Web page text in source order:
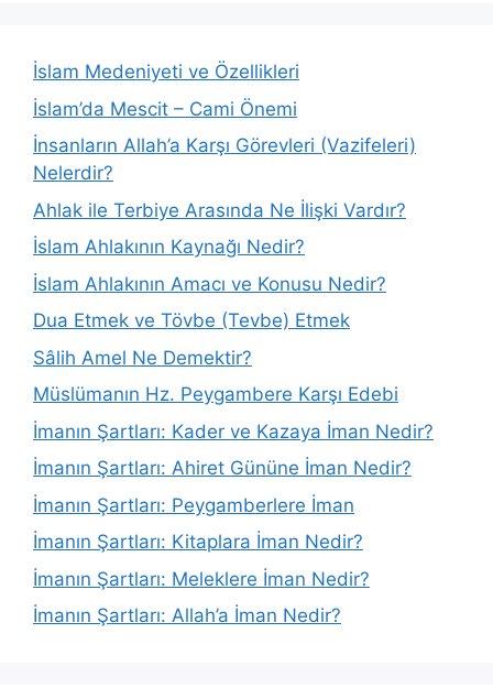
İslam Medeniyeti ve Özellikleri
İslam’da Mescit – Cami Önemi
İnsanların Allah’a Karşı Görevleri (Vazifeleri)
Nelerdir?
Ahlak ile Terbiye Arasında Ne İlişki Vardır?
İslam Ahlakının Kaynağı Nedir?
İslam Ahlakının Amacı ve Konusu Nedir?
Dua Etmek ve Tövbe (Tevbe) Etmek
Sâlih Amel Ne Demektir?
Müslümanın Hz. Peygambere Karşı Edebi
İmanın Şartları: Kader ve Kazaya İman Nedir?
İmanın Şartları: Ahiret Gününe İman Nedir?
İmanın Şartları: Peygamberlere İman
İmanın Şartları: Kitaplara İman Nedir?
İmanın Şartları: Meleklere İman Nedir?
İmanın Şartları: Allah’a İman Nedir?